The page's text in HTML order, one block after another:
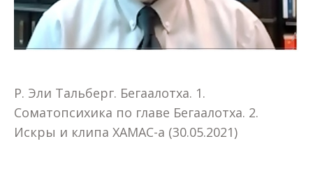
Р. Эли Тальберг. Бегаалотха. 1.
Соматопсихика по главе Бегаалотха. 2.
Искры и клипа ХАМАС-а (30.05.2021)